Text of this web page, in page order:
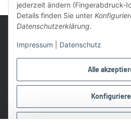
Alle
jederzeit ändern (Fingerabdruck-
Details finden Sie unter
Datenschutzerklärung.
Impressum Datenschutz
UVP: Ist die unverbindliche
das
Wir nutzen Trusted Shops als
Einholung von Bewertungen.